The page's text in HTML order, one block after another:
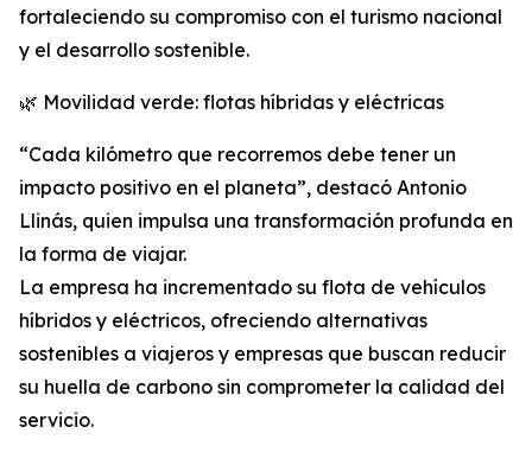
fortaleciendo su compromiso con el turismo nacional
y el desarrollo sostenible.
🌿 Movilidad verde: flotas híbridas y eléctricas
“Cada kilómetro que recorremos debe tener un
impacto positivo en el planeta”, destacó Antonio
Llinás, quien impulsa una transformación profunda en
la forma de viajar.
La empresa ha incrementado su flota de vehículos
híbridos y eléctricos, ofreciendo alternativas
sostenibles a viajeros y empresas que buscan reducir
su huella de carbono sin comprometer la calidad del
servicio.